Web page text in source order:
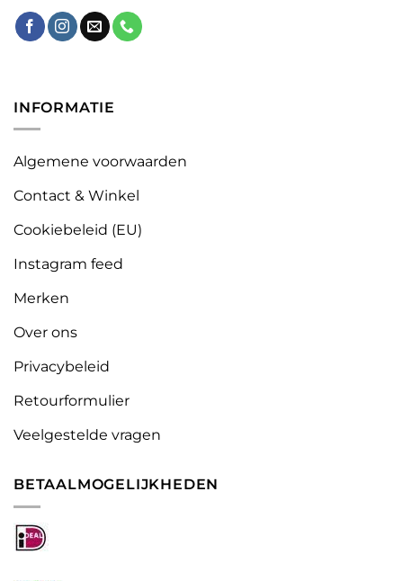
INFORMATIE
Algemene voorwaarden
Contact & Winkel
Cookiebeleid (EU)
Instagram feed
Merken
Over ons
Privacybeleid
Retourformulier
Veelgestelde vragen
BETAALMOGELIJKHEDEN